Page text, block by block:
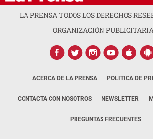
LA PRENSA TODOS LOS DERECHOS
ORGANIZACIÓN
ACERCA DE LA PRENSA POLÍTICA DE
CONTACTA CON NOSOTROS NEWSLETTER
PREGUNTAS FRECUENTES